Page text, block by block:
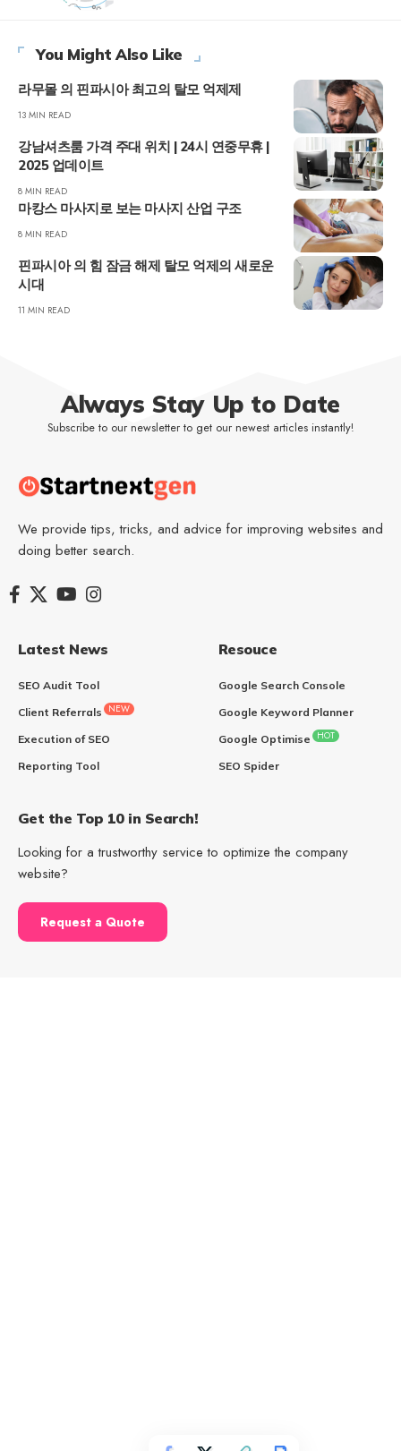
You Might Also Like
라무몰 의 핀파시아 최고의 탈모 억제제
13 MIN READ
강남셔츠룸 가격 주대 위치 | 24시 연중무휴 |
2025 업데이트
8 MIN READ
마캉스 마사지로 보는 마사지 산업 구조
8 MIN READ
핀파시아 의 힘 잠금 해제 탈모 억제의 새로운
시대
11 MIN READ
Always Stay Up to Date
Subscribe to our newsletter to get our newest articles instantly!
We provide tips, tricks, and advice for improving websites and
doing better search.
Latest News
SEO Audit Tool
Client Referrals NEW
Execution of SEO
Reporting Tool
Resouce
Google Search Console
Google Keyword Planner
Google Optimise HOT
SEO Spider
Get the Top 10 in Search!
Looking for a trustworthy service to optimize the company
website?
Request a Quote